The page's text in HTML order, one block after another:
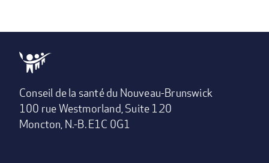
Conseil de la santé du Nouveau-Brunswick
100 rue Westmorland, Suite 120
Moncton, N.-B. E1C 0G1